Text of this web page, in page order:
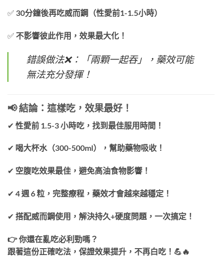
✅ 30分鐘後再吃威而鋼（性愛前1-1.5小時）
✅ 不影響彼此作用，效果最大化！
錯誤做法❌：「兩顆一起吞」，藥效可能
無法充分發揮！
📢 結論：這樣吃，效果最好！
✔ 性愛前 1.5-3 小時吃，找到最佳服用時間！
✔ 喝大杯水（300-500ml），幫助藥物吸收！
✔ 空腹吃效果最佳，避免高油食物影響！
✔ 4 週 6 粒，完整療程，藥效才會越來越穩定！
✔ 搭配威而鋼使用，解決持久+硬度問題，一次搞定！
👉 你還在亂吃必利勁嗎？
跟著這份正確吃法，保證效果提升，不再白吃！💪🔥